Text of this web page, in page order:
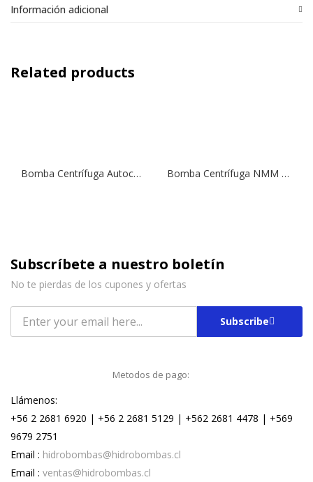
Información adicional
Related products
Bomba Centrífuga Autocebante Tipo Jet NGLM 3/13 | 1,0 HP | 220 V. Bomba Centrífuga NMM 2/A | 1,0 HP | 220 V.
Subscríbete a nuestro boletín
No te pierdas de los cupones y ofertas
Subscribe
Metodos de pago:
Llámenos:
+56 2 2681 6920 | +56 2 2681 5129 | +562 2681 4478 | +569
9679 2751
Email : hidrobombas@hidrobombas.cl
Email : ventas@hidrobombas.cl